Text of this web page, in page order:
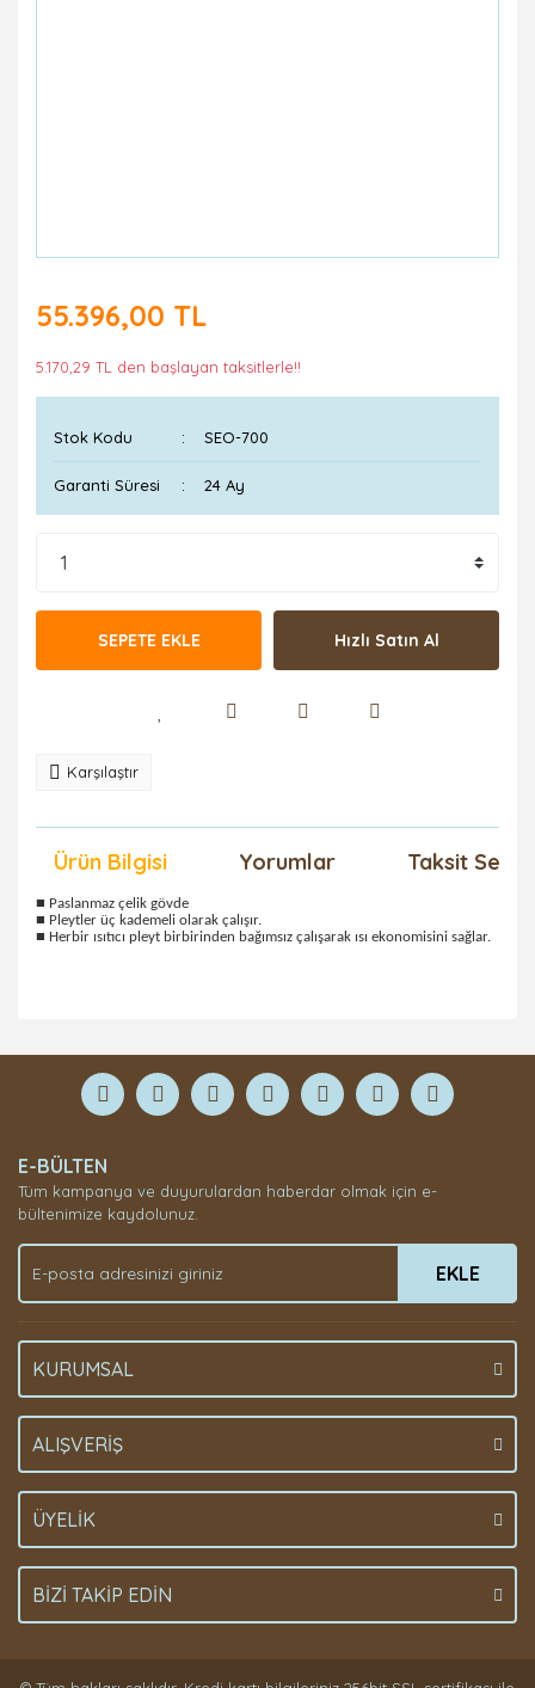
55.396,00 TL
5.170,29 TL den başlayan taksitlerle!!
Stok Kodu SEO-700
Garanti Süresi 24 Ay
SEPETE EKLE Hızlı Satın Al
Karşılaştır
Ürün Bilgisi Yorumlar Taksit
■ Paslanmaz çelik gövde
■ Pleytler üç kademeli olarak çalışır.
■ Herbir ısıtıcı pleyt birbirinden bağımsız çalışarak ısı ekonomisini sağlar.
Yorum Yaz
E-BÜLTEN
Tüm kampanya ve duyurulardan haberdar olmak için e-
bültenimize kaydolunuz.
EKLE
KURUMSAL
ALIŞVERİŞ
ÜYELİK
BİZİ TAKİP EDİN